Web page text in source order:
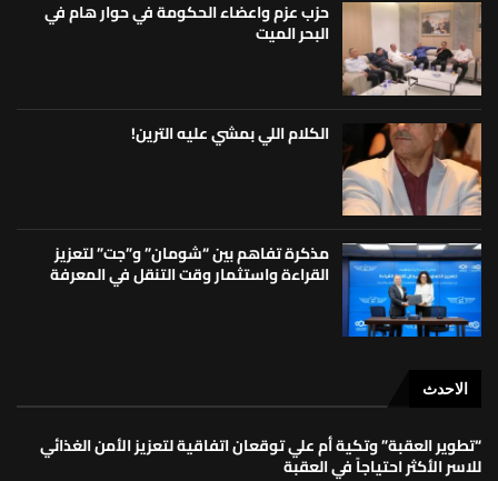
حزب عزم واعضاء الحكومة في حوار هام في
البحر الميت
الكلام اللي بمشي عليه الترين!
مذكرة تفاهم بين “شومان” و”جت” لتعزيز
القراءة واستثمار وقت التنقل في المعرفة
الاحدث
“تطوير العقبة” وتكية أم علي توقعان اتفاقية لتعزيز الأمن الغذائي
للاسر الأكثر احتياجاً في العقبة